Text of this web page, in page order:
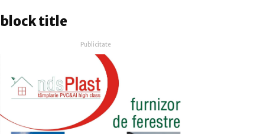
block title
Publicitate